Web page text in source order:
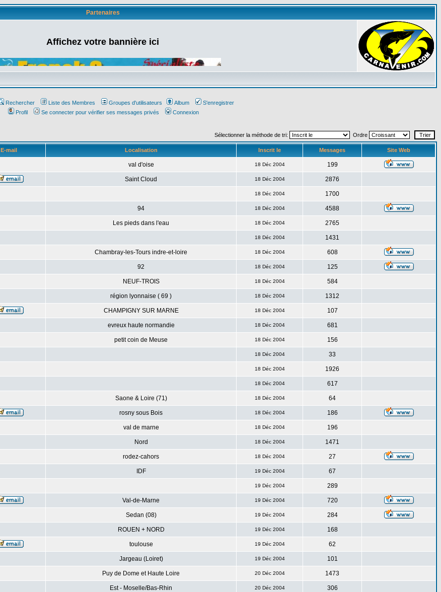
Partenaires
Affichez votre bannière ici
Rechercher Liste des Membres Groupes d'utilisateurs Album
S'enregistrer
Profil
Se connecter pour vérifier ses messages privés Connexion
Sélectionner la méthode de tri: Ordre
E-mail Localisation Inscrit le Messages Site Web
val d'oise 18 Déc 2004 199
Saint Cloud 18 Déc 2004 2876
18 Déc 2004 1700
94 18 Déc 2004 4588
Les pieds dans l'eau 18 Déc 2004 2765
18 Déc 2004 1431
Chambray-les-Tours indre-et-loire 18 Déc 2004 608
92 18 Déc 2004 125
NEUF-TROIS 18 Déc 2004 584
région lyonnaise ( 69 ) 18 Déc 2004 1312
CHAMPIGNY SUR MARNE 18 Déc 2004 107
evreux haute normandie 18 Déc 2004 681
petit coin de Meuse 18 Déc 2004 156
18 Déc 2004 33
18 Déc 2004 1926
18 Déc 2004 617
Saone & Loire (71) 18 Déc 2004 64
rosny sous Bois 18 Déc 2004 186
val de marne 18 Déc 2004 196
Nord 18 Déc 2004 1471
rodez-cahors 18 Déc 2004 27
IDF 19 Déc 2004 67
19 Déc 2004 289
Val-de-Marne 19 Déc 2004 720
Sedan (08) 19 Déc 2004 284
ROUEN + NORD 19 Déc 2004 168
toulouse 19 Déc 2004 62
Jargeau (Loiret) 19 Déc 2004 101
Puy de Dome et Haute Loire 20 Déc 2004 1473
Est - Moselle/Bas-Rhin 20 Déc 2004 306